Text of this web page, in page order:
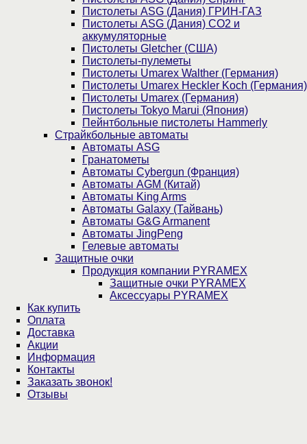
Пистолеты ASG (Дания) ГРИН-ГАЗ
Пистолеты ASG (Дания) CO2 и
аккумуляторные
Пистолеты Gletcher (США)
Пистолеты-пулеметы
Пистолеты Umarex Walther (Германия)
Пистолеты Umarex Heckler Koch (Германия)
Пистолеты Umarex (Германия)
Пистолеты Tokyo Marui (Япония)
Пейнтбольные пистолеты Hammerly
Страйкбольные автоматы
Автоматы ASG
Гранатометы
Автоматы Cybergun (Франция)
Автоматы AGM (Китай)
Автоматы King Arms
Автоматы Galaxy (Тайвань)
Автоматы G&G Armanent
Автоматы JingPeng
Гелевые автоматы
Защитные очки
Продукция компании PYRAMEX
Защитные очки PYRAMEX
Аксессуары PYRAMEX
Как купить
Оплата
Доставка
Акции
Информация
Контакты
Заказать звонок!
Отзывы